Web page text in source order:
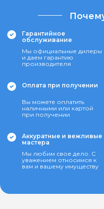
Гарантийное
обслуживание
Мы официальные дилеры
и даем гарантию
производителя
Оплата при получении
Вы можете оплатить
наличными или картой
при получении
Аккуратные и вежливые
мастера
Мы любим свое дело. С
уважением относимся к
вам и вашему имуществу